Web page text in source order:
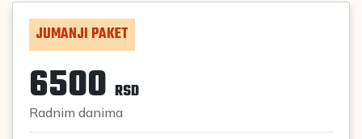
JUMANJI PAKET
6500 RSD
Radnim danima